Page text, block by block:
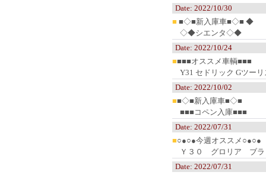
Date: 2022/10/30
■ ■◇■新入庫車■◇■ ◆
◇◆シエンタ◇◆
Date: 2022/10/24
■■■■オススメ車輌■■■
Y31 セドリック Gツー
Date: 2022/10/02
■■◇■新入庫車■◇■
■■■コペン入庫■■■
Date: 2022/07/31
■○●○●今週オススメ○●○●
Ｙ３０ グロリア ブラ
Date: 2022/07/31